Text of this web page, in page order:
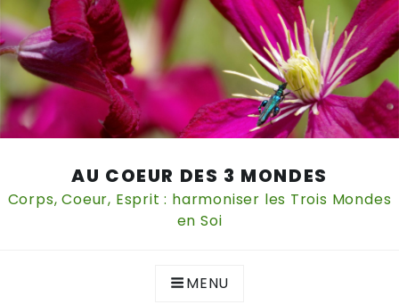
content
AU COEUR DES 3 MONDES
Corps, Coeur, Esprit : harmoniser les Trois Mondes
en Soi
MENU